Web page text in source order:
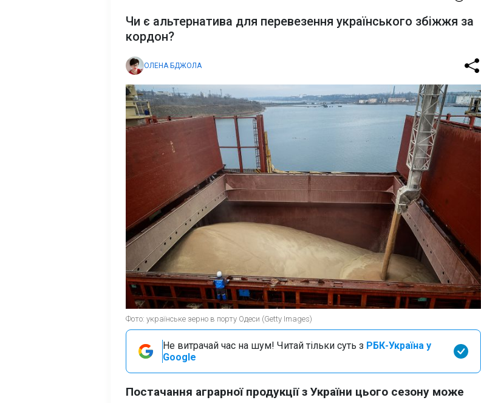
Чи є альтернатива для перевезення українського збіжжя за
кордон?
ОЛЕНА БДЖОЛА
Фото: українське зерно в порту Одеси (Getty Images)
Не витрачай час на шум! Читай тільки суть з РБК-Україна у
Google
Постачання аграрної продукції з України цього сезону може